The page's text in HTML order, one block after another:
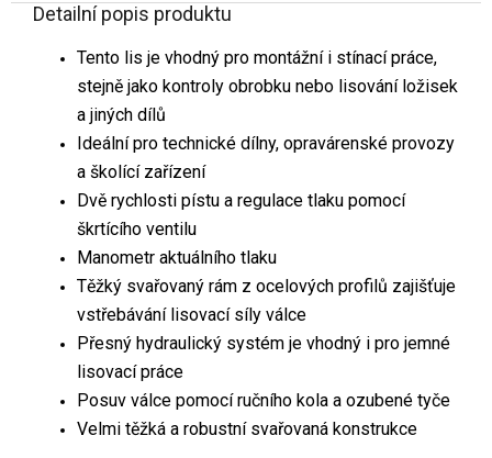
Detailní popis produktu
Tento lis je vhodný pro montážní i stínací práce,
stejně jako kontroly obrobku nebo lisování ložisek
a jiných dílů
Ideální pro technické dílny, opravárenské provozy
a školící zařízení
Dvě rychlosti pístu a regulace tlaku pomocí
škrtícího ventilu
Manometr aktuálního tlaku
Těžký svařovaný rám z ocelových profilů zajišťuje
vstřebávání lisovací síly válce
Přesný hydraulický systém je vhodný i pro jemné
lisovací práce
Posuv válce pomocí ručního kola a ozubené tyče
Velmi těžká a robustní svařovaná konstrukce